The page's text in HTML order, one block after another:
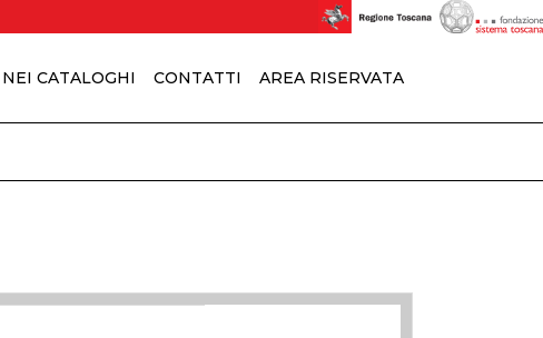
CATALOGHI CONTATTI AREA RISERVATA